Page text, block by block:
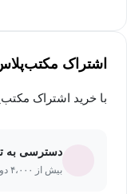
اشتراک
با خرید اشتراک مکتب‌پلاس، علاوه
دسترسی به
بیش از ۴،۰۰۰ دوره